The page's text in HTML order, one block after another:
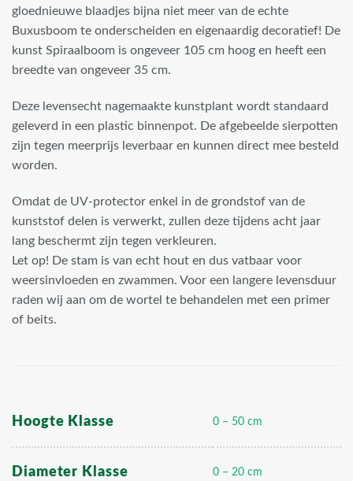
gloednieuwe blaadjes bijna niet meer van de echte
Buxusboom te onderscheiden en eigenaardig decoratief! De
kunst Spiraalboom is ongeveer 105 cm hoog en heeft een
breedte van ongeveer 35 cm.
Deze levensecht nagemaakte kunstplant wordt standaard
geleverd in een plastic binnenpot. De afgebeelde sierpotten
zijn tegen meerprijs leverbaar en kunnen direct mee besteld
worden.
Omdat de UV-protector enkel in de grondstof van de
kunststof delen is verwerkt, zullen deze tijdens acht jaar
lang beschermt zijn tegen verkleuren.
Let op! De stam is van echt hout en dus vatbaar voor
weersinvloeden en zwammen. Voor een langere levensduur
raden wij aan om de wortel te behandelen met een primer
of beits.
Hoogte Klasse 0 – 50 cm
Diameter Klasse 0 – 20 cm